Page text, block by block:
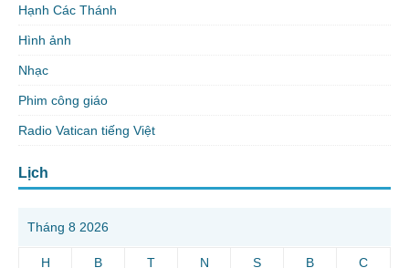
Hạnh Các Thánh
Hình ảnh
Nhạc
Phim công giáo
Radio Vatican tiếng Việt
Lịch
Tháng 8 2026
H B T N S B C